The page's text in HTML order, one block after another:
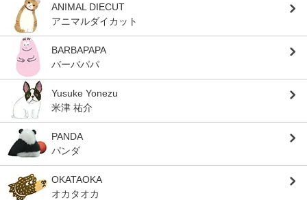
ANIMAL DIECUT
アニマルダイカット
BARBAPAPA
バーバパパ
Yusuke Yonezu
米津 祐介
PANDA
パンダ
OKATAOKA
オカタオカ